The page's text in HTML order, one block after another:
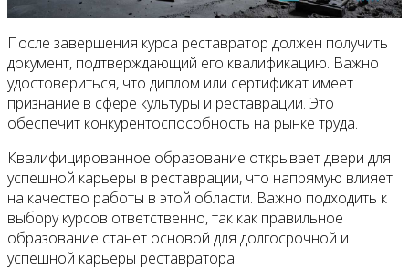
После завершения курса реставратор должен получить
документ, подтверждающий его квалификацию. Важно
удостовериться, что диплом или сертификат имеет
признание в сфере культуры и реставрации. Это
обеспечит конкурентоспособность на рынке труда.
Квалифицированное образование открывает двери для
успешной карьеры в реставрации, что напрямую влияет
на качество работы в этой области. Важно подходить к
выбору курсов ответственно, так как правильное
образование станет основой для долгосрочной и
успешной карьеры реставратора.